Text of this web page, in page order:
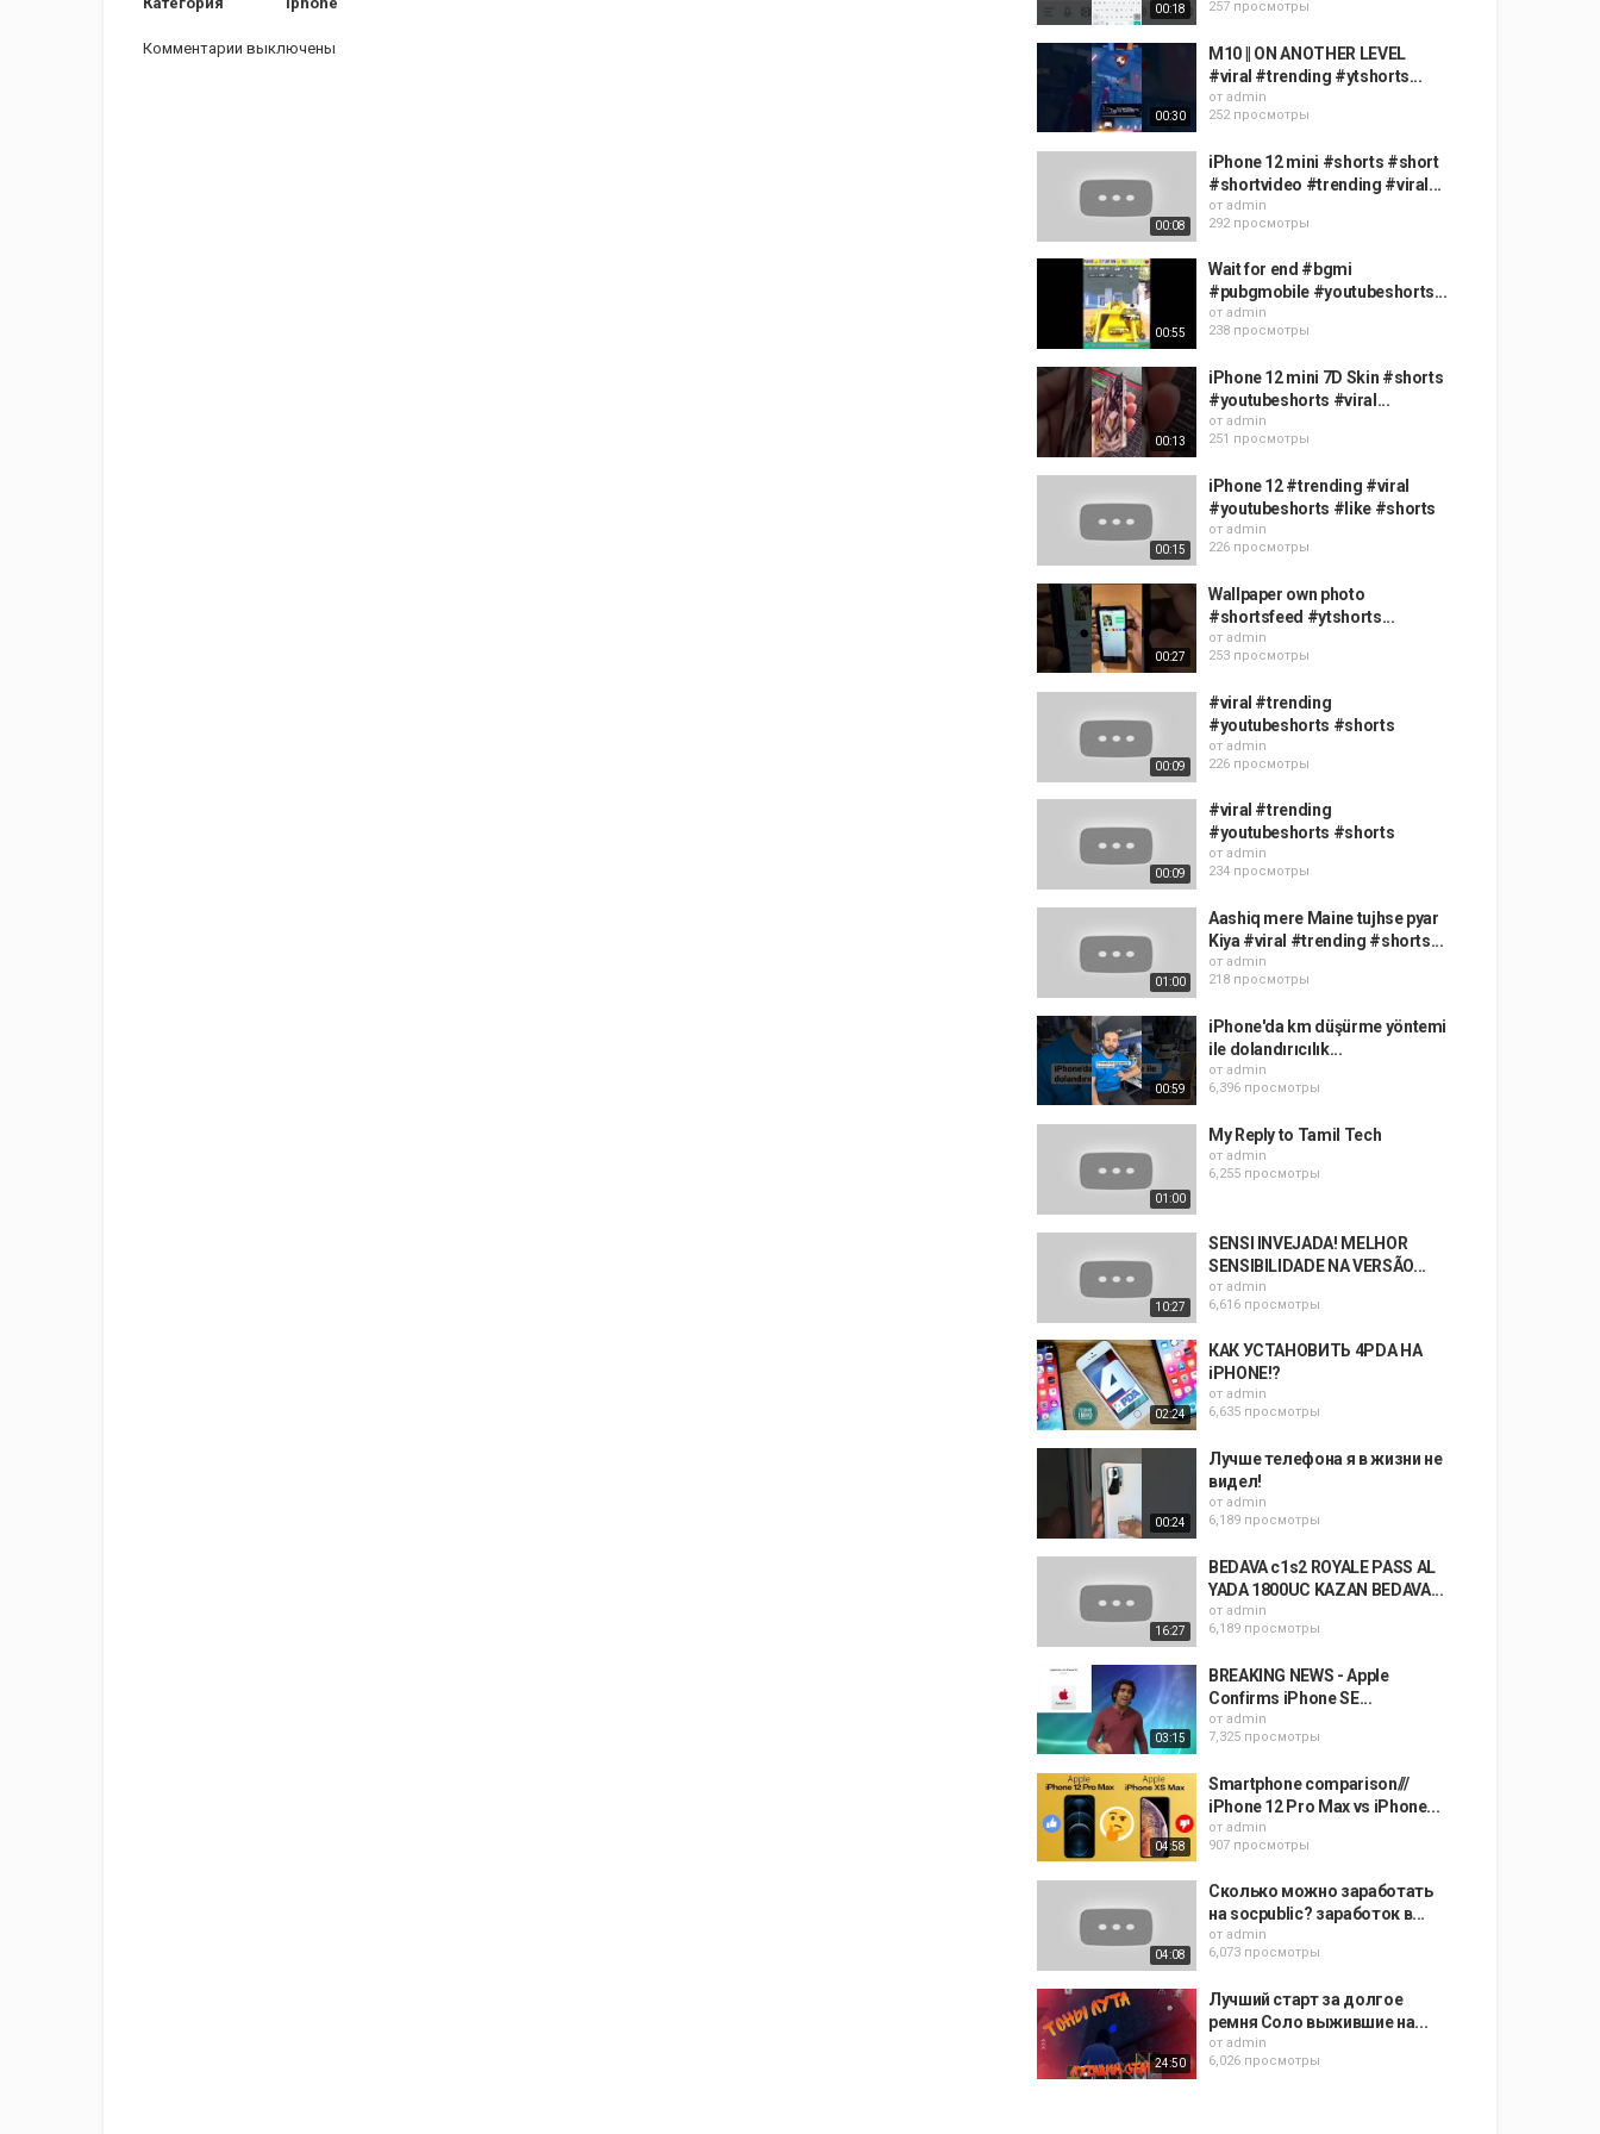
Комментарии выключены
00:18 257 просмотры
00:30
M10 || ON ANOTHER LEVEL
#viral #trending #ytshorts...
от admin
252 просмотры
00:08
iPhone 12 mini #shorts #short
#shortvideo #trending #viral...
от admin
292 просмотры
00:55
Wait for end #bgmi
#pubgmobile #youtubeshorts...
от admin
238 просмотры
00:13
iPhone 12 mini 7D Skin #shorts
#youtubeshorts #viral...
от admin
251 просмотры
00:15
iPhone 12 #trending #viral
#youtubeshorts #like #shorts
от admin
226 просмотры
00:27
Wallpaper own photo
#shortsfeed #ytshorts...
от admin
253 просмотры
00:09
#viral #trending
#youtubeshorts #shorts
от admin
226 просмотры
00:09
#viral #trending
#youtubeshorts #shorts
от admin
234 просмотры
01:00
Aashiq mere Maine tujhse pyar
Kiya #viral #trending #shorts...
от admin
218 просмотры
00:59
iPhone'da km düşürme yöntemi
ile dolandırıcılık...
от admin
6,396 просмотры
01:00
My Reply to Tamil Tech
от admin
6,255 просмотры
10:27
SENSI INVEJADA! MELHOR
SENSIBILIDADE NA VERSÃO...
от admin
6,616 просмотры
02:24
КАК УСТАНОВИТЬ 4PDA НА
iPHONE!?
от admin
6,635 просмотры
00:24
Лучше телефона я в жизни не
видел!
от admin
6,189 просмотры
16:27
BEDAVA c1s2 ROYALE PASS AL
YADA 1800UC KAZAN BEDAVA...
от admin
6,189 просмотры
03:15
BREAKING NEWS - Apple
Confirms iPhone SE...
от admin
7,325 просмотры
04:58
Smartphone comparison///
iPhone 12 Pro Max vs iPhone...
от admin
907 просмотры
04:08
Сколько можно заработать
на socpublic? заработок в...
от admin
6,073 просмотры
24:50
Лучший старт за долгое
ремня Соло выжившие на...
от admin
6,026 просмотры